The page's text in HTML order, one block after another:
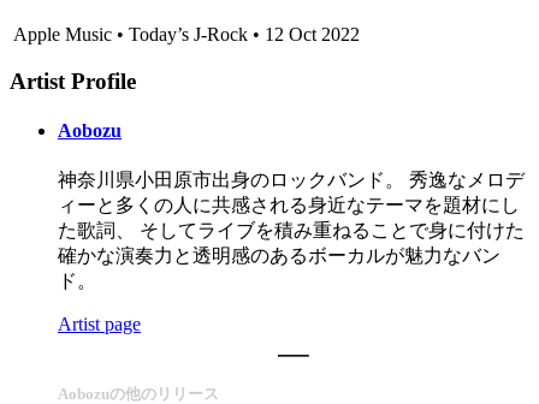
Apple Music • Today’s J-Rock • 12 Oct 2022
Artist Profile
Aobozu
神奈川県小田原市出身のロックバンド。 秀逸なメロデ
ィーと多くの人に共感される身近なテーマを題材にし
た歌詞、 そしてライブを積み重ねることで身に付けた
確かな演奏力と透明感のあるボーカルが魅力なバン
ド。
Artist page
Aobozuの他のリリース